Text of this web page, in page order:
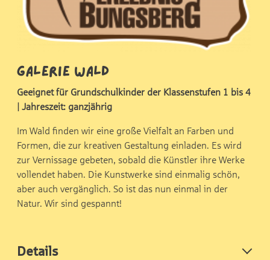
Galerie Wald
Geeignet für Grundschulkinder der Klassenstufen 1 bis 4
| Jahreszeit: ganzjährig
Im Wald finden wir eine große Vielfalt an Farben und
Formen, die zur kreativen Gestaltung einladen. Es wird
zur Vernissage gebeten, sobald die Künstler ihre Werke
vollendet haben. Die Kunstwerke sind einmalig schön,
aber auch vergänglich. So ist das nun einmal in der
Natur. Wir sind gespannt!
Details